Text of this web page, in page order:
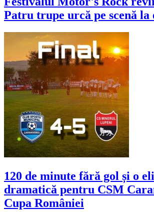
Patru trupe urcă pe scenă la
120 de minute fără gol și o
dramatică pentru CSM
Cupa României